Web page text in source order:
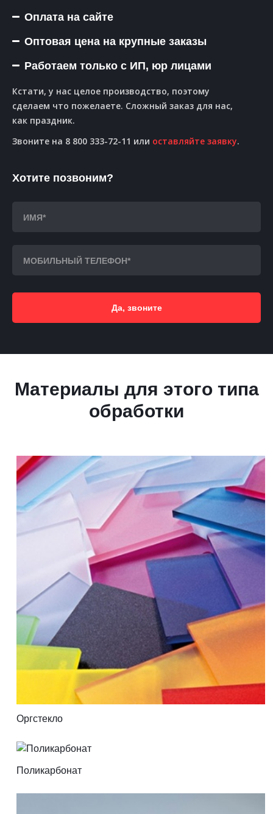
Оплата на сайте
Оптовая цена на крупные заказы
Работаем только с ИП, юр лицами
Кстати, у нас целое производство, поэтому
сделаем что пожелаете. Сложный заказ для нас,
как праздник.
Звоните на 8 800 333-72-11 или оставляйте заявку.
Хотите позвоним?
Да, звоните
Материалы для этого типа
обработки
Оргстекло
Поликарбонат